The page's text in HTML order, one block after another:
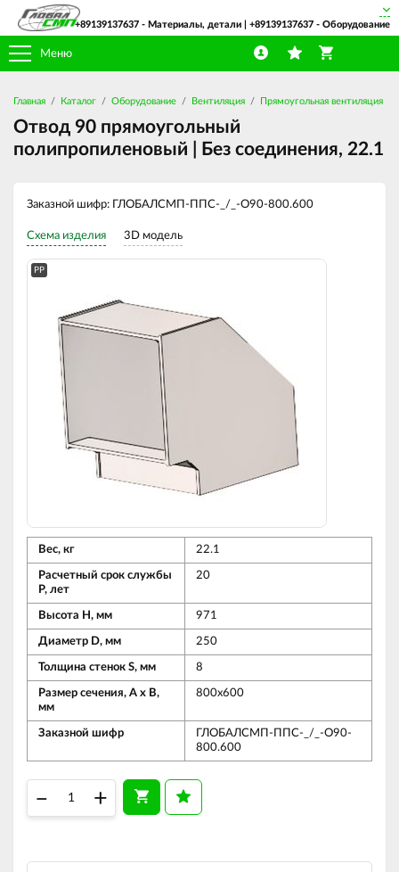
Меню
+89139137637 - Материалы, детали | +89139137637 - Оборудование
Главная Каталог Оборудование Вентиляция Прямоугольная вентиляция
Отвод 90 прямоугольный
полипропиленовый | Без соединения, 22.1
Заказной шифр: ГЛОБАЛСМП-ППС-_/_-О90-800.600
Схема изделия 3D модель
PP
Вес, кг 22.1
Расчетный срок службы
Р, лет
20
Высота Н, мм 971
Диаметр D, мм 250
Толщина стенок S, мм 8
Размер сечения, А х В,
мм
800х600
Заказной шифр
ГЛОБАЛСМП-ППС-_/_-О90-
800.600
– +